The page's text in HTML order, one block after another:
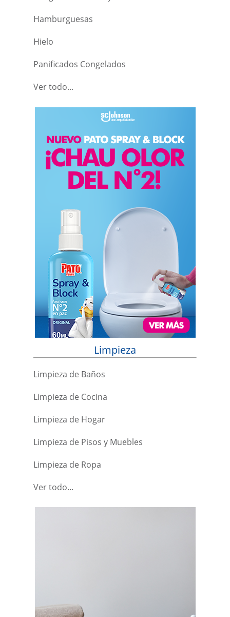
Hamburguesas
Hielo
Panificados Congelados
Ver todo...
Limpieza
Limpieza de Baños
Limpieza de Cocina
Limpieza de Hogar
Limpieza de Pisos y Muebles
Limpieza de Ropa
Ver todo...